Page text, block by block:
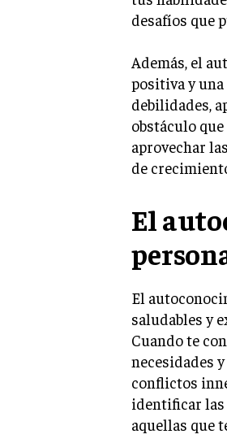
desafíos que
Además, el
positiva y
debilidades,
obstáculo
aprovechar
de
El
El
saludables y
Cuando te
necesidades
conflictos
identificar las
aquellas que